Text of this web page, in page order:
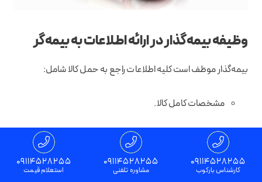
وظیفه ‌بیمه‌گذار در ارائه اطلاعات به ‌بیمه‌گر
‌بیمه‌گذار موظف است کلیه اطلاعات راجع به حمل کالا شامل:
مشخصات کامل کالا.
تعداد دفعات حمل کالا.
مشخصات وسیله حمل کالا (یا وسایل حمل در صورت حمل و
09114528255
کارشناس بارکوب
09114528255
مشاوره تلفنی
09114528255
استعلام قیمت